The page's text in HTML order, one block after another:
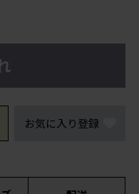
お気に入り登録